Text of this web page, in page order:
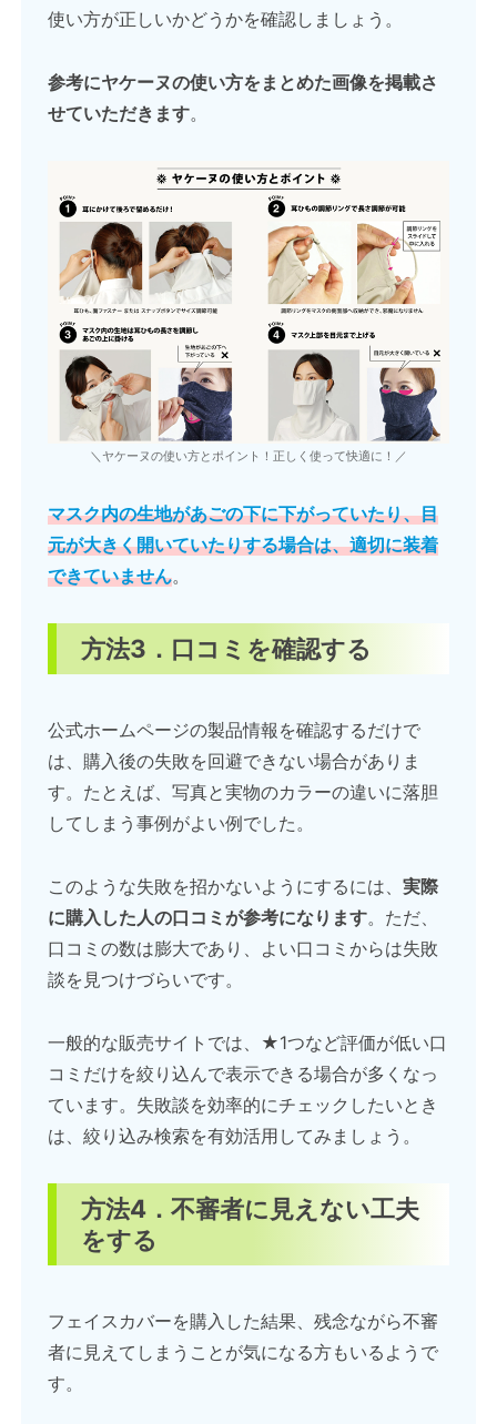
使い方が正しいかどうかを確認しましょう。
参考にヤケーヌの使い方をまとめた画像を掲載さ
せていただきます。
＼ヤケーヌの使い方とポイント！正しく使って快適に！／
マスク内の生地があごの下に下がっていたり、目
元が大きく開いていたりする場合は、適切に装着
できていません。
方法3．口コミを確認する
公式ホームページの製品情報を確認するだけで
は、購入後の失敗を回避できない場合がありま
す。たとえば、写真と実物のカラーの違いに落胆
してしまう事例がよい例でした。
このような失敗を招かないようにするには、 実際
に購入した人の口コミが参考になります。ただ、
口コミの数は膨大であり、よい口コミからは失敗
談を見つけづらいです。
一般的な販売サイトでは、★1つなど評価が低い口
コミだけを絞り込んで表示できる場合が多くなっ
ています。失敗談を効率的にチェックしたいとき
は、絞り込み検索を有効活用してみましょう。
方法4．不審者に見えない工夫
をする
フェイスカバーを購入した結果、残念ながら不審
者に見えてしまうことが気になる方もいるようで
す。